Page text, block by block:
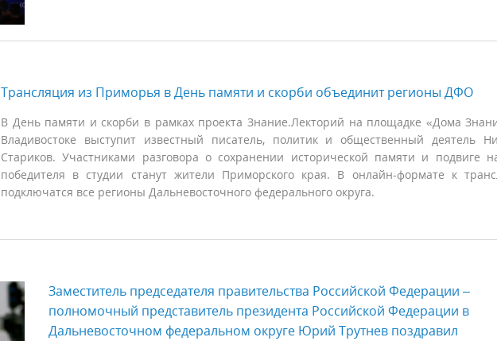
Трансляция из Приморья в День памяти и скорби объединит регионы ДФО
В День памяти и скорби в рамках проекта Знание.Лекторий на площадке «Дома
Владивостоке выступит известный писатель, политик и общественный деятель
Стариков. Участниками разговора о сохранении исторической памяти и подвиге
победителя в студии станут жители Приморского края. В онлайн-формате к
подключатся все регионы Дальневосточного федерального округа.
Заместитель председателя правительства Российской Федерации –
полномочный представитель президента Российской Федерации в
Дальневосточном федеральном округе Юрий Трутнев поздравил